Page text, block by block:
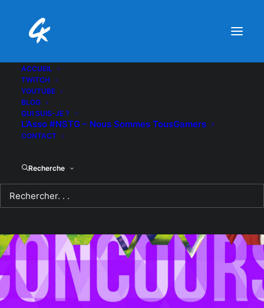
ACCUEIL
TWITCH
YOUTUBE
BLOG
QUI SUIS-JE ?
L’Asso #NSTG – Nous Sommes TousGamers
CONTACT
Recherche